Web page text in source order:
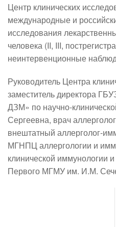
Центр клинических
международные и
исследования
человека (II, III,
неинтервенционные
Руководитель Центра
заместитель директора
ДЗМ» по научно-
Сергеевна, врач
внештатный аллерголог-
МГНПЦ аллергологии и
клинической иммунологии
Первого МГМУ им. И.М.